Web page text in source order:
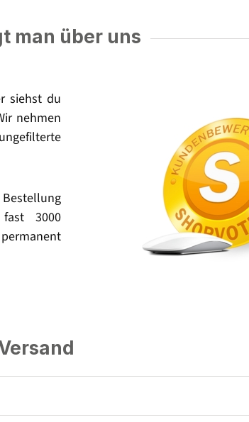
man über uns
siehst du
nehmen
3000